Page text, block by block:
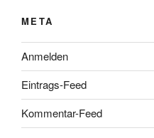
META
Anmelden
Eintrags-Feed
Kommentar-Feed